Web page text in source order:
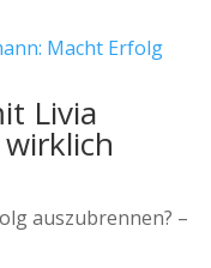
Livia
auszubrennen? –